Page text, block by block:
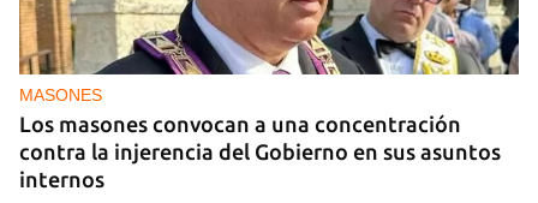
MASONES
Los masones convocan a una concentración
contra la injerencia del Gobierno en sus asuntos
internos